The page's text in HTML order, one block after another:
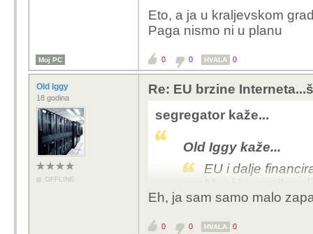
Eto, a ja u kraljevskom
Paga nismo ni u planu
Moj PC 0 0 HVALA 0
Old Iggy
18 godina
OFFLINE
Re: EU brzine
segregator kaže...
Old Iggy kaže...
EU i dalje
Meni je na
nisam siguran
Eh, ja sam samo malo
0 0 HVALA 0